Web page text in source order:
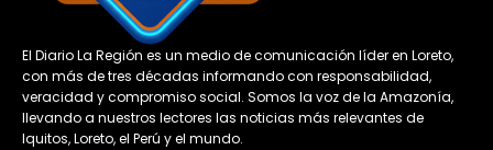
El Diario La Región es un medio de comunicación líder en Loreto,
con más de tres décadas informando con responsabilidad,
veracidad y compromiso social. Somos la voz de la Amazonía,
llevando a nuestros lectores las noticias más relevantes de
Iquitos, Loreto, el Perú y el mundo.